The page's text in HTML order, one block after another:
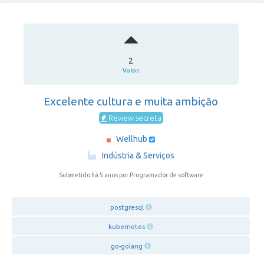
2
Votos
Excelente cultura e muita ambição
Review secreta
Wellhub
Indústria & Serviços
Submetido há 5 anos por Programador de software
postgresql
kubernetes
go-golang